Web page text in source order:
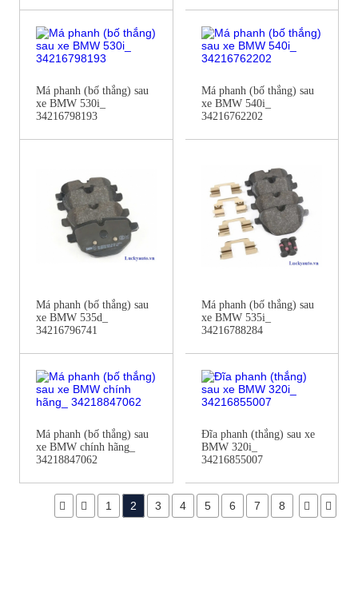
Má phanh (bố thắng) sau
xe BMW 530i_
34216798193
Má phanh (bố thắng) sau
xe BMW 540i_
34216762202
Má phanh (bố thắng) sau
xe BMW 535d_
34216796741
Má phanh (bố thắng) sau
xe BMW 535i_
34216788284
Má phanh (bố thắng) sau
xe BMW chính hãng_
34218847062
Đĩa phanh (thắng) sau xe
BMW 320i_
34216855007
1 2 3 4 5 6 7 8